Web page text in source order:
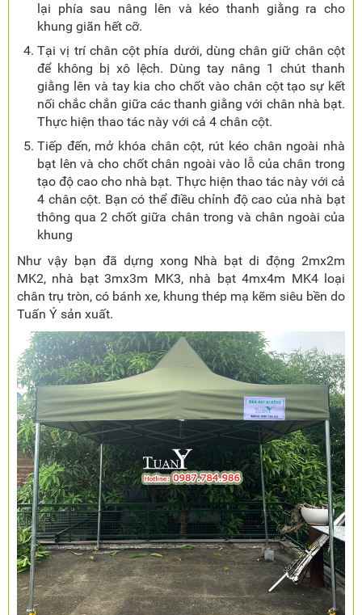
lại phía sau nâng lên và kéo thanh giằng ra cho
khung giãn hết cỡ.
Tại vị trí chân cột phía dưới, dùng chân giữ chân cột
để không bị xô lệch. Dùng tay nâng 1 chút thanh
giằng lên và tay kia cho chốt vào chân cột tạo sự kết
nối chắc chắn giữa các thanh giằng với chân nhà bạt.
Thực hiện thao tác này với cả 4 chân cột.
Tiếp đến, mở khóa chân cột, rút kéo chân ngoài nhà
bạt lên và cho chốt chân ngoài vào lỗ của chân trong
tạo độ cao cho nhà bạt. Thực hiện thao tác này với cả
4 chân cột. Bạn có thể điều chỉnh độ cao của nhà bạt
thông qua 2 chốt giữa chân trong và chân ngoài của
khung
Như vậy bạn đã dựng xong Nhà bạt di động 2mx2m
MK2, nhà bạt 3mx3m MK3, nhà bạt 4mx4m MK4 loại
chân trụ tròn, có bánh xe, khung thép mạ kẽm siêu bền do
Tuấn Ý sản xuất.